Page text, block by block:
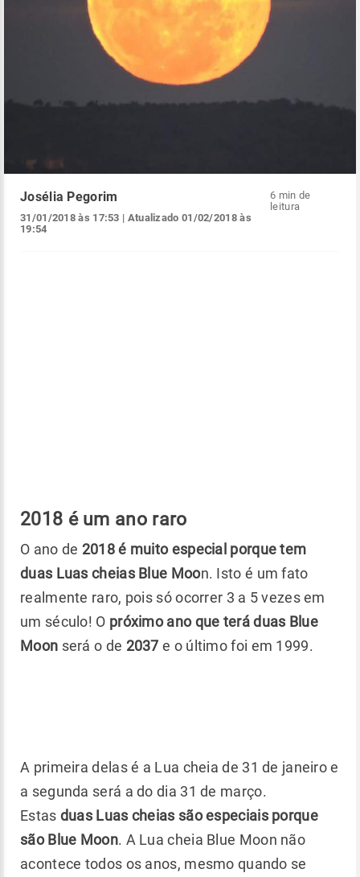
Josélia Pegorim
31/01/2018 às 17:53 | Atualizado 01/02/2018 às
19:54
6 min de
leitura
2018 é um ano raro
O ano de 2018 é muito especial porque tem
duas Luas cheias Blue Moon. Isto é um fato
realmente raro, pois só ocorrer 3 a 5 vezes em
um século! O próximo ano que terá duas Blue
Moon será o de 2037 e o último foi em 1999.
A primeira delas é a Lua cheia de 31 de janeiro e
a segunda será a do dia 31 de março.
Estas duas Luas cheias são especiais porque
são Blue Moon. A Lua cheia Blue Moon não
acontece todos os anos, mesmo quando se